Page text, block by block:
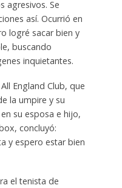
agresivos. Se
así. Ocurrió en
logré sacar bien y
buscando
inquietantes.
England Club, que
la umpire y su
su esposa e hijo,
concluyó:
y espero estar bien
el tenista de